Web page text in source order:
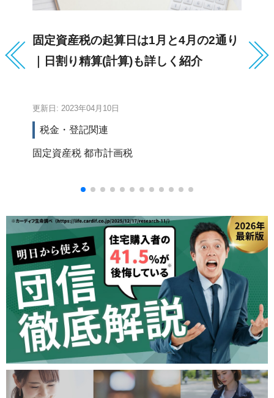
固定資産税の起算日は1月と4月の2通り
｜日割り精算(計算)も詳しく紹介
更新日: 2023年04月10日
税金・登記関連
固定資産税 都市計画税
す